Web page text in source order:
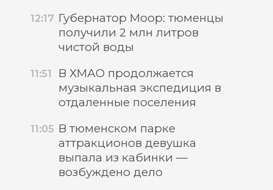
12:17 Губернатор Моор: тюменцы
получили 2 млн литров
чистой воды
11:51
В ХМАО продолжается
музыкальная экспедиция в
отдаленные поселения
11:05 В тюменском парке
аттракционов девушка
выпала из кабинки —
возбуждено дело